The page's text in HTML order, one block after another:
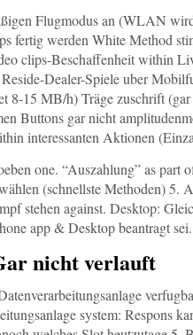
Flugmodus an (WLAN
fertig werden White Method
clips-Beschaffenheit within
Dealer-Spiele uber
8-15 MB/h) Träge zuschrift
Buttons gar nicht
interessanten Aktionen
one. “Auszahlung” as part
(schnellste Methoden) 5.
stehen against. Desktop:
app & Desktop beantragt sei.
nicht verlauft
system: Respons